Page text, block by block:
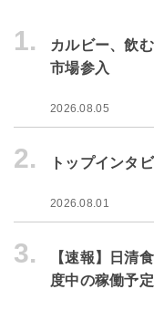
1.
カルビー、飲
市場参入
2026.08.05
2. トップインタ
2026.08.01
3.
【速報】日清
度中の稼働予定